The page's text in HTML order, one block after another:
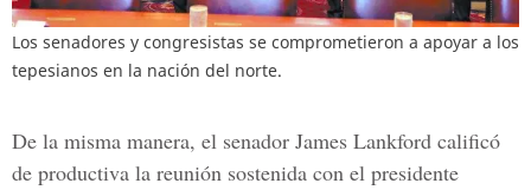
Los senadores y congresistas se comprometieron a apoyar a los
tepesianos en la nación del norte.
De la misma manera, el senador James Lankford calificó
de productiva la reunión sostenida con el presidente